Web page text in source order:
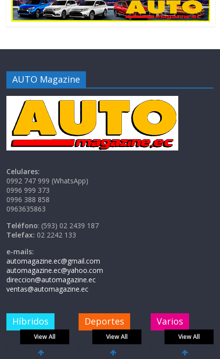
AUTO Magazine
Celulares:
0992 747 999 (WhatsApp)
0996 999 373
0996 388 858
0963635863
Teléfono: (593) 02 2439 187
Telefax: 02 2242 133
e-mails:
automagazine.ec@gmail.com
automagazine.ec@yahoo.com
direccion@automagazine.ec
ventas@automagazine.ec
Híbridos
View All
Deportes
View All
Varios
View All